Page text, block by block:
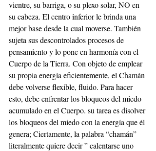
vientre, su barriga, o su plexo solar, NO en
su cabeza. El centro inferior le brinda una
mejor base desde la cual moverse. También
sujeta sus descontrolados procesos de
pensamiento y lo pone en harmonía con el
Cuerpo de la Tierra. Con objeto de emplear
su propia energía eficientemente, el Chamán
debe volverse flexible, fluido. Para hacer
esto, debe enfrentar los bloqueos del miedo
acumulado en el Cuerpo. su tarea es disolver
los bloqueos del miedo con la energía que él
genera; Ciertamente, la palabra “chamán”
literalmente quiere decir ” calentarse uno